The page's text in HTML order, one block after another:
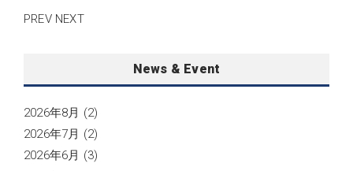
PREV NEXT
News & Event
2026年8月 (2)
2026年7月 (2)
2026年6月 (3)